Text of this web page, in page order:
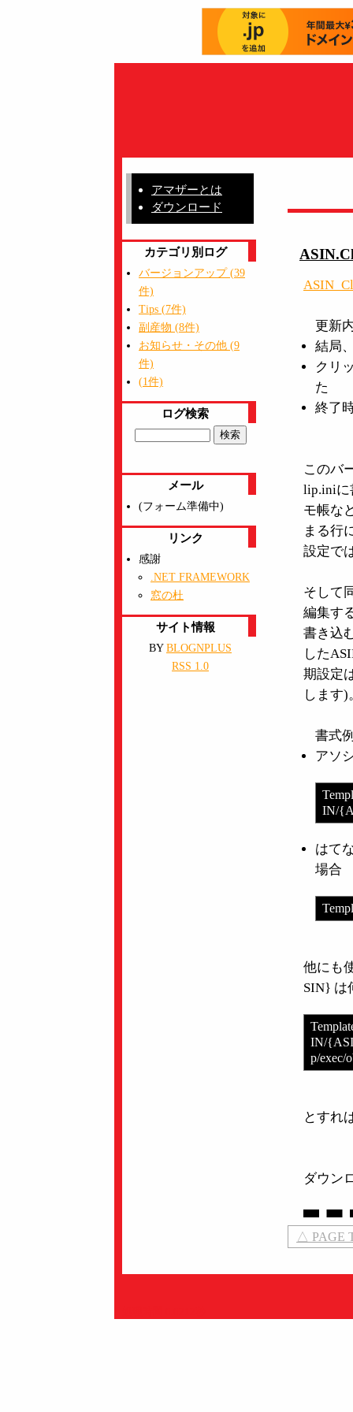
アマザーとは
ダウンロード
カテゴリ別ログ
バージョンアップ (39
件)
Tips (7件)
副産物 (8件)
お知らせ・その他 (9
件)
(1件)
ログ検索
メール
(フォーム準備中)
リンク
感謝
.NET FRAMEWORK
窓の杜
サイト情報
BY BLOGNPLUS
RSS 1.0
更新
結局
クリ
た
終了
このバ
lip.iniに
モ帳な
まる行
設定で
そして
編集す
書き込
した
期設定
します)
書式
アソ
IN/
はて
場合
他にも
SIN} は
IN/
p/exec/
とすれ
ダウン
△ PAGE